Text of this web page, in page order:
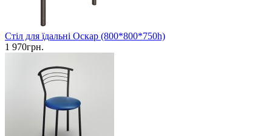
Стіл для їдальні Оскар (800*800*750h)
1 970грн.